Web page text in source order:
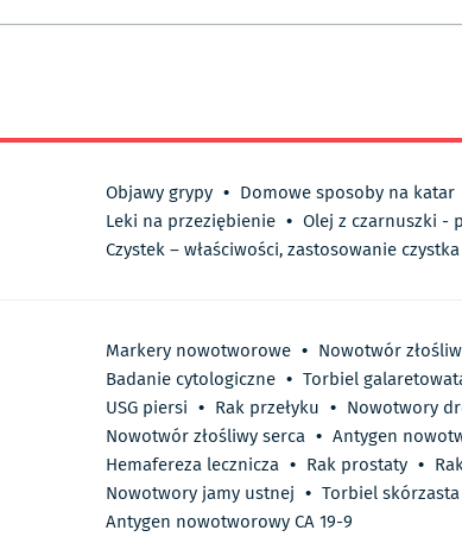
Objawy grypy • Domowe sposoby na katar
Leki na przeziębienie • Olej z czarnuszki -
Czystek – właściwości, zastosowanie czystka
Markery nowotworowe • Nowotwór
Badanie cytologiczne • Torbiel
USG piersi • Rak przełyku • Nowotwory
Nowotwór złośliwy serca • Antygen
Hemafereza lecznicza • Rak prostaty •
Nowotwory jamy ustnej • Torbiel skórzasta
Antygen nowotworowy CA 19-9